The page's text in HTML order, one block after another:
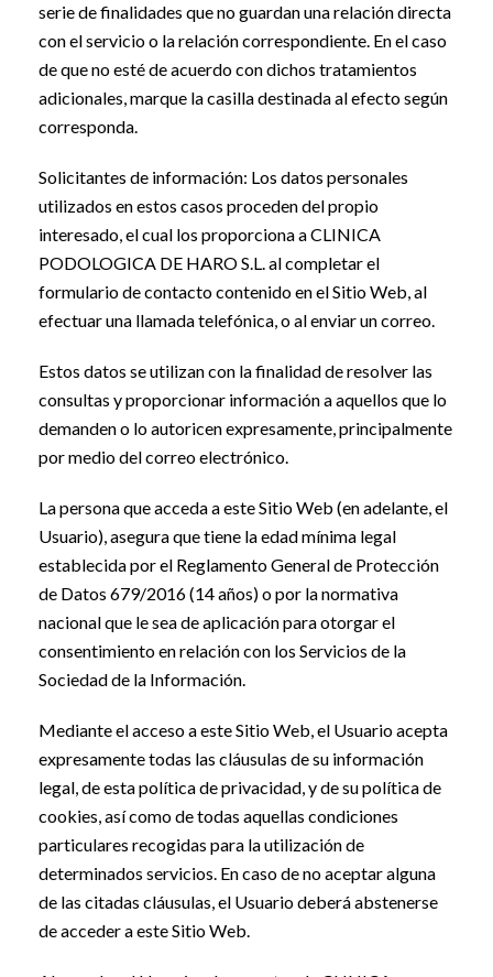
serie de finalidades que no guardan una relación directa
con el servicio o la relación correspondiente. En el caso
de que no esté de acuerdo con dichos tratamientos
adicionales, marque la casilla destinada al efecto según
corresponda.
Solicitantes de información: Los datos personales
utilizados en estos casos proceden del propio
interesado, el cual los proporciona a CLINICA
PODOLOGICA DE HARO S.L. al completar el
formulario de contacto contenido en el Sitio Web, al
efectuar una llamada telefónica, o al enviar un correo.
Estos datos se utilizan con la finalidad de resolver las
consultas y proporcionar información a aquellos que lo
demanden o lo autoricen expresamente, principalmente
por medio del correo electrónico.
La persona que acceda a este Sitio Web (en adelante, el
Usuario), asegura que tiene la edad mínima legal
establecida por el Reglamento General de Protección
de Datos 679/2016 (14 años) o por la normativa
nacional que le sea de aplicación para otorgar el
consentimiento en relación con los Servicios de la
Sociedad de la Información.
Mediante el acceso a este Sitio Web, el Usuario acepta
expresamente todas las cláusulas de su información
legal, de esta política de privacidad, y de su política de
cookies, así como de todas aquellas condiciones
particulares recogidas para la utilización de
determinados servicios. En caso de no aceptar alguna
de las citadas cláusulas, el Usuario deberá abstenerse
de acceder a este Sitio Web.